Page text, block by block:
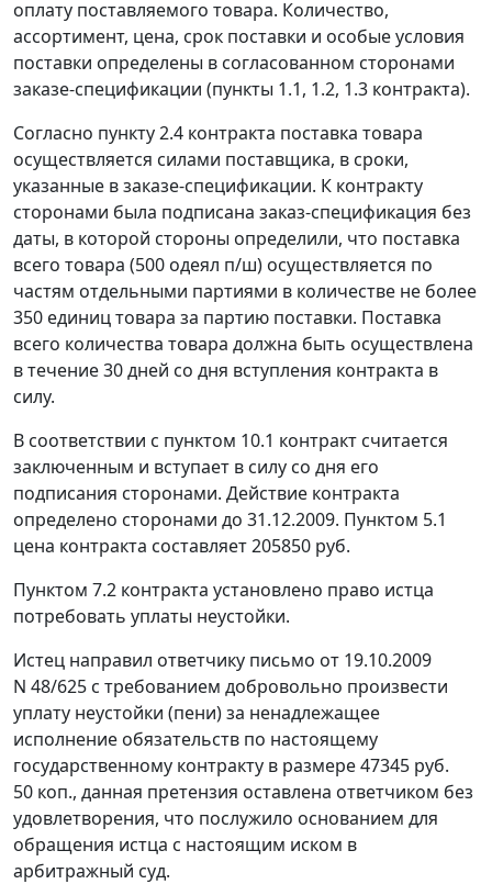
оплату поставляемого товара. Количество,
ассортимент, цена, срок поставки и особые условия
поставки определены в согласованном сторонами
заказе-спецификации (пункты 1.1, 1.2, 1.3 контракта).
Согласно пункту 2.4 контракта поставка товара
осуществляется силами поставщика, в сроки,
указанные в заказе-спецификации. К контракту
сторонами была подписана заказ-спецификация без
даты, в которой стороны определили, что поставка
всего товара (500 одеял п/ш) осуществляется по
частям отдельными партиями в количестве не более
350 единиц товара за партию поставки. Поставка
всего количества товара должна быть осуществлена
в течение 30 дней со дня вступления контракта в
силу.
В соответствии с пунктом 10.1 контракт считается
заключенным и вступает в силу со дня его
подписания сторонами. Действие контракта
определено сторонами до 31.12.2009. Пунктом 5.1
цена контракта составляет 205850 руб.
Пунктом 7.2 контракта установлено право истца
потребовать уплаты неустойки.
Истец направил ответчику письмо от 19.10.2009
N 48/625 с требованием добровольно произвести
уплату неустойки (пени) за ненадлежащее
исполнение обязательств по настоящему
государственному контракту в размере 47345 руб.
50 коп., данная претензия оставлена ответчиком без
удовлетворения, что послужило основанием для
обращения истца с настоящим иском в
арбитражный суд.